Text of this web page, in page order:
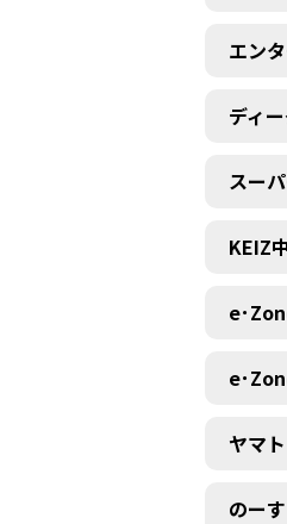
エン
ディ
スー
KEIZ
e･
e･
ヤマ
のー